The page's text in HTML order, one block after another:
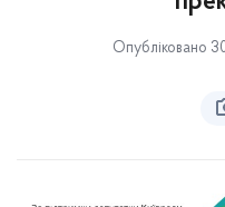
Опубліковано